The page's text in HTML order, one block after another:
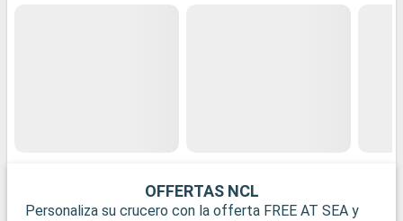
OFFERTAS NCL
Personaliza su crucero con la offerta FREE AT SEA y